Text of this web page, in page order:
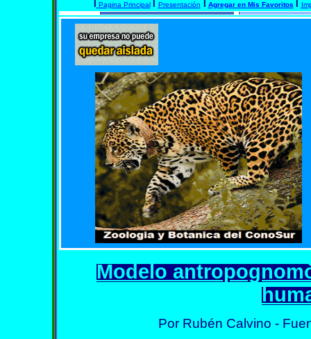
Pagina Principal Presentación Agregar en Mis Favoritos
Modelo
Por Rubén Calvino -